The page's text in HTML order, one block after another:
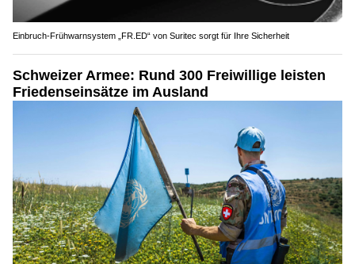
Einbruch-Frühwarnsystem „FR.ED“ von Suritec sorgt für Ihre Sicherheit
Schweizer Armee: Rund 300 Freiwillige leisten
Friedenseinsätze im Ausland